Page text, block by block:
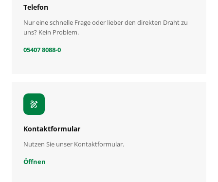
Telefon
Nur eine schnelle Frage oder lieber den direkten Draht zu
uns? Kein Problem.
05407 8088-0
draw
Kontaktformular
Nutzen Sie unser Kontaktformular.
Öffnen